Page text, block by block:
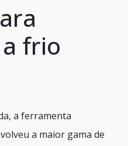
frio
a ferramenta
a maior gama de